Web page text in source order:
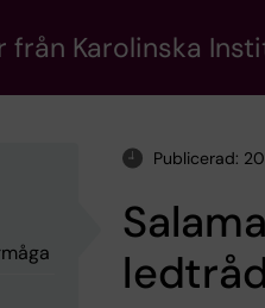
från Karolinska
Publicerad: